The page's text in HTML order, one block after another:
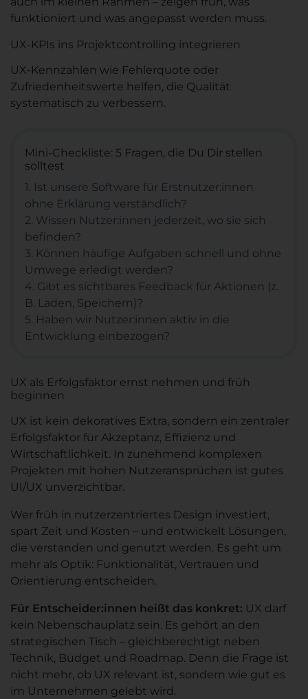
funktioniert und was angepasst werden muss.
UX-KPIs ins Projektcontrolling integrieren
UX-Kennzahlen wie Fehlerquote oder
Zufriedenheitswerte helfen, die Qualität
systematisch zu verbessern.
Mini-Checkliste: 5 Fragen, die Du Dir stellen
solltest
1. Ist unsere Software für Erstnutzer:innen
ohne Erklärung verständlich?
2. Wissen Nutzer:innen jederzeit, wo sie sich
befinden?
3. Können häufige Aufgaben schnell und ohne
Umwege erledigt werden?
4. Gibt es sichtbares Feedback für Aktionen (z.
B. Laden, Speichern)?
5. Haben wir Nutzer:innen aktiv in die
Entwicklung einbezogen?
UX als Erfolgsfaktor ernst nehmen und früh
beginnen
UX ist kein dekoratives Extra, sondern ein zentraler
Erfolgsfaktor für Akzeptanz, Effizienz und
Wirtschaftlichkeit. In zunehmend komplexen
Projekten mit hohen Nutzeransprüchen ist gutes
UI/UX unverzichtbar.
Wer früh in nutzerzentriertes Design investiert,
spart Zeit und Kosten – und entwickelt Lösungen,
die verstanden und genutzt werden. Es geht um
mehr als Optik: Funktionalität, Vertrauen und
Orientierung entscheiden.
Für Entscheider:innen heißt das konkret: UX darf
kein Nebenschauplatz sein. Es gehört an den
strategischen Tisch – gleichberechtigt neben
Technik, Budget und Roadmap. Denn die Frage ist
nicht mehr, ob UX relevant ist, sondern wie gut es
im Unternehmen gelebt wird.